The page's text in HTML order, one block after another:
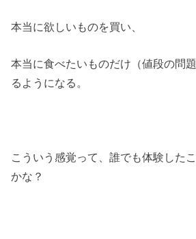
本当に欲しいものを買い、
本当に食べたいものだけ（値段の問
るようになる。
こういう感覚って、誰でも体験した
かな？